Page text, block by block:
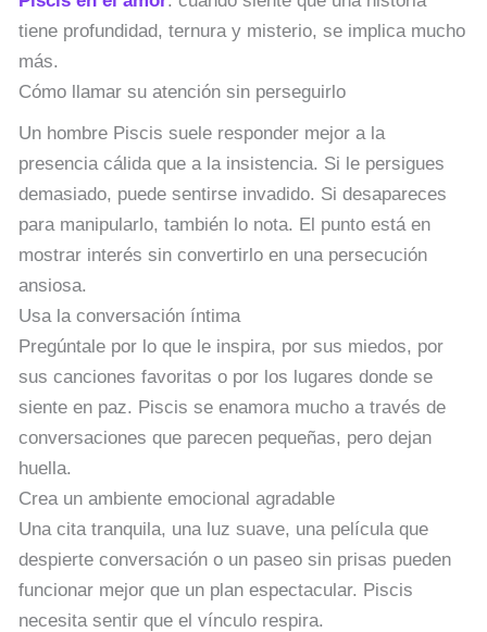
tiene profundidad, ternura y misterio, se implica mucho
más.
Cómo llamar su atención sin perseguirlo
Un hombre Piscis suele responder mejor a la
presencia cálida que a la insistencia. Si le persigues
demasiado, puede sentirse invadido. Si desapareces
para manipularlo, también lo nota. El punto está en
mostrar interés sin convertirlo en una persecución
ansiosa.
Usa la conversación íntima
Pregúntale por lo que le inspira, por sus miedos, por
sus canciones favoritas o por los lugares donde se
siente en paz. Piscis se enamora mucho a través de
conversaciones que parecen pequeñas, pero dejan
huella.
Crea un ambiente emocional agradable
Una cita tranquila, una luz suave, una película que
despierte conversación o un paseo sin prisas pueden
funcionar mejor que un plan espectacular. Piscis
necesita sentir que el vínculo respira.